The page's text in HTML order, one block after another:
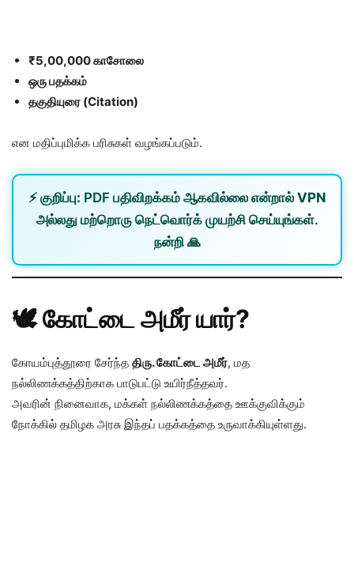
₹5,00,000 காசோலை
ஒரு பதக்கம்
தகுதியுரை (Citation)
என மதிப்புமிக்க பரிசுகள் வழங்கப்படும்.
⚡ குறிப்பு: PDF பதிவிறக்கம் ஆகவில்லை என்றால் VPN
அல்லது மற்றொரு நெட்வொர்க்முயற்சி செய்யுங்கள்.
நன்றி 🙏
🕊️ கோட்டை அமீர் யார்?
கோயம்புத்தூரை சேர்ந்த திரு. கோட்டை அமீர், மத
நல்லிணக்கத்திற்காக பாடுபட்டு உயிர்நீத்தவர்.
அவரின் நினைவாக, மக்கள் நல்லிணக்கத்தை ஊக்குவிக்கும்
நோக்கில் தமிழக அரசு இந்தப் பதக்கத்தை உருவாக்கியுள்ளது.